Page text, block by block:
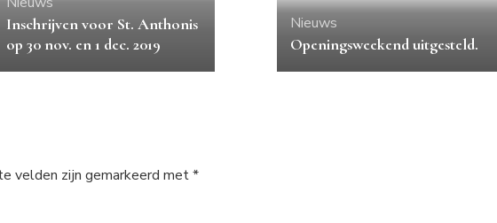
Inschrijven voor St. Anthonis
op 30 nov. en 1 dec. 2019
Nieuws
Openingsweekend uitgesteld.
velden zijn gemarkeerd met*